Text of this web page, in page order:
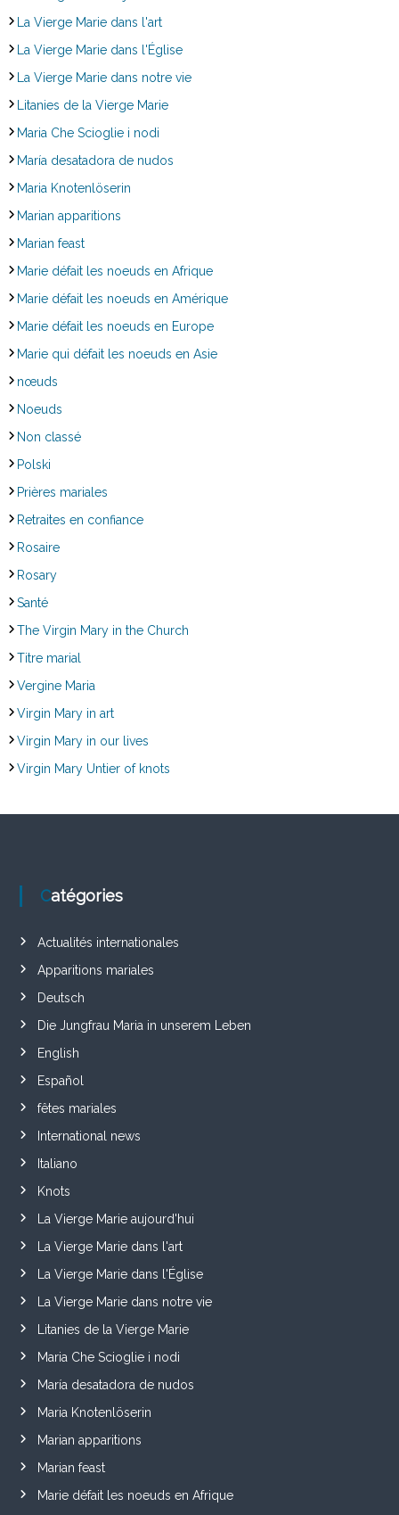
La Vierge Marie dans l'art
La Vierge Marie dans l'Église
La Vierge Marie dans notre vie
Litanies de la Vierge Marie
Maria Che Scioglie i nodi
María desatadora de nudos
Maria Knotenlöserin
Marian apparitions
Marian feast
Marie défait les noeuds en Afrique
Marie défait les noeuds en Amérique
Marie défait les noeuds en Europe
Marie qui défait les noeuds en Asie
nœuds
Noeuds
Non classé
Polski
Prières mariales
Retraites en confiance
Rosaire
Rosary
Santé
The Virgin Mary in the Church
Titre marial
Vergine Maria
Virgin Mary in art
Virgin Mary in our lives
Virgin Mary Untier of knots
Catégories
Actualités internationales
Apparitions mariales
Deutsch
Die Jungfrau Maria in unserem Leben
English
Español
fêtes mariales
International news
Italiano
Knots
La Vierge Marie aujourd'hui
La Vierge Marie dans l'art
La Vierge Marie dans l'Église
La Vierge Marie dans notre vie
Litanies de la Vierge Marie
Maria Che Scioglie i nodi
María desatadora de nudos
Maria Knotenlöserin
Marian apparitions
Marian feast
Marie défait les noeuds en Afrique